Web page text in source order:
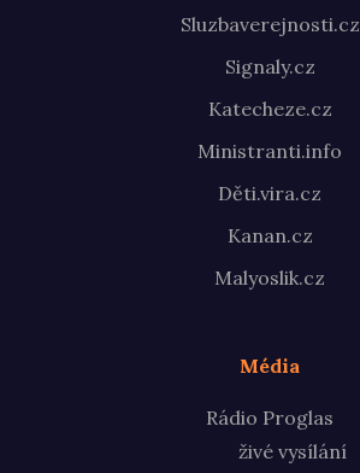
Sluzbaverejnosti.cz
Signaly.cz
Katecheze.cz
Ministranti.info
Děti.vira.cz
Kanan.cz
Malyoslik.cz
Média
Rádio Proglas
živé vysílání